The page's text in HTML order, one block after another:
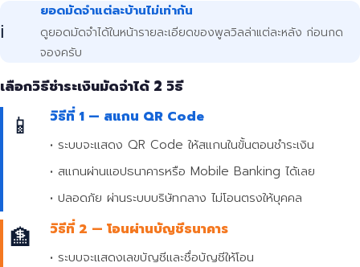
ℹ️
ยอดมัดจำแต่ละบ้านไม่เท่ากัน
ดูยอดมัดจำได้ในหน้ารายละเอียดของพูลวิลล่าแต่ละหลัง ก่อนกด
จองครับ
เลือกวิธีชำระเงินมัดจำได้ 2 วิธี
📱 วิธีที่ 1 — สแกน QR Code
• ระบบจะแสดง QR Code ให้สแกนในขั้นตอนชำระเงิน
• สแกนผ่านแอปธนาคารหรือ Mobile Banking ได้เลย
• ปลอดภัย ผ่านระบบบริษัทกลาง ไม่โอนตรงให้บุคคล
🏦 วิธีที่ 2 — โอนผ่านบัญชีธนาคาร
• ระบบจะแสดงเลขบัญชีและชื่อบัญชีให้โอน